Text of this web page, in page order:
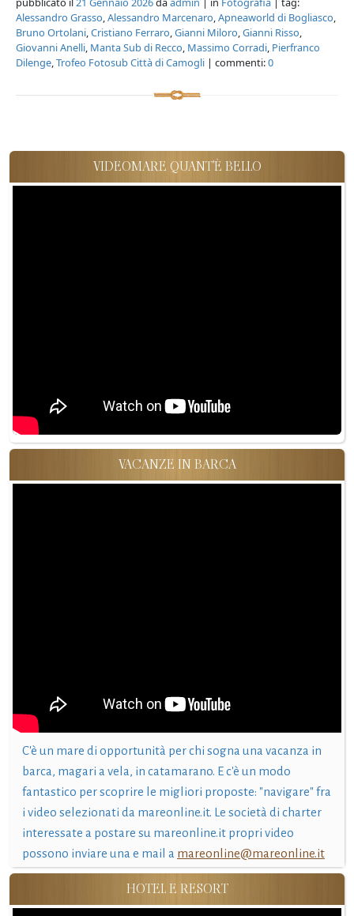
Alessandro Grasso,Alessandro Marcenaro,Apneaworld di Bogliasco,
Bruno Ortolani,Cristiano Ferraro,Gianni Miloro,Gianni Risso,
Giovanni Anelli, Manta Sub di Recco, Massimo Corradi, Pierfranco
Dilenge,Trofeo Fotosub Città di Camogli | commenti:0
VIDEOMARE QUANT'È BELLO
VACANZE IN BARCA
C'è un mare di opportunità per chi sogna una vacanza in
barca, magari a vela, in catamarano. E c'è un modo
fantastico per scoprire le migliori proposte: "navigare" fra
i video selezionati da mareonline.it. Le società di charter
interessate a postare su mareonline.it propri video
possono inviare una e mail a mareonline@mareonline.it
HOTEL E RESORT